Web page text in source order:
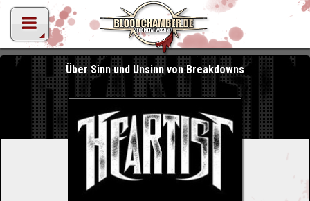
Über Sinn und Unsinn von Breakdowns